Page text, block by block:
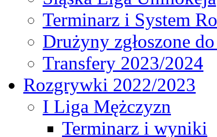
Terminarz i System
Drużyny zgłoszone
Transfery 2023/2024
Rozgrywki 2022/2023
I Liga Mężczyzn
Terminarz i wyniki